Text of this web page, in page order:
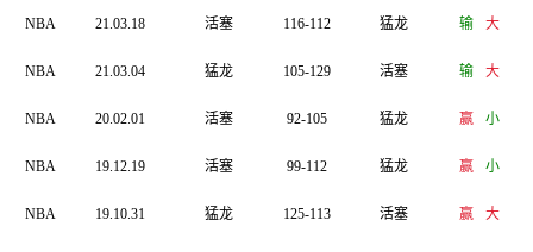
NBA 21.03.18 活塞 116-112 猛龙 输 大
NBA 21.03.04 猛龙 105-129 活塞 输 大
NBA 20.02.01 活塞 92-105 猛龙 赢 小
NBA 19.12.19 活塞 99-112 猛龙 赢 小
NBA 19.10.31 猛龙 125-113 活塞 赢 大